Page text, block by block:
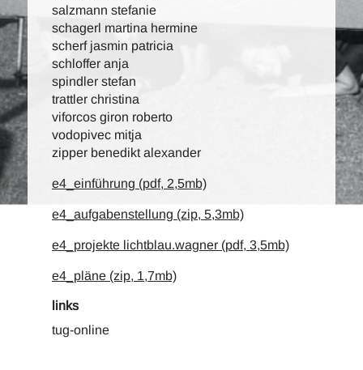
salzmann stefanie
schagerl martina hermine
scherf jasmin patricia
schloffer anja
spindler stefan
trattler christina
viforcos giron roberto
vodopivec mitja
zipper benedikt alexander
e4_einführung (pdf, 2,5mb)
e4_aufgabenstellung (zip, 5,3mb)
e4_projekte lichtblau.wagner (pdf, 3,5mb)
e4_pläne (zip, 1,7mb)
links
tug-online